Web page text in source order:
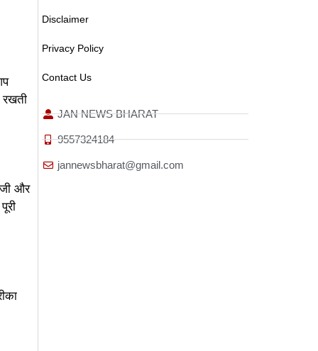
रखती
और
Disclaimer
Privacy Policy
Contact Us
JAN NEWS BHARAT
9557324184
jannewsbharat@gmail.com